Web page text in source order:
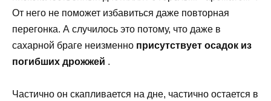
От него не поможет избавиться даже повторная
перегонка. А случилось это потому, что даже в
сахарной браге неизменно присутствует осадок из
погибших дрожжей .
Частично он скапливается на дне, частично остается в